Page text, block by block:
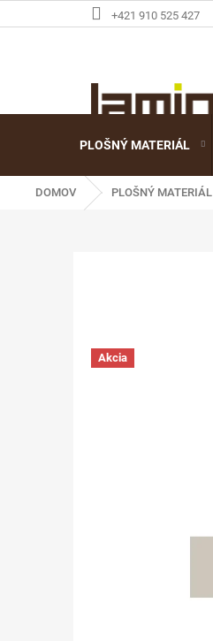
na
+421 910 525 427
PLOŠNÝ MATERIÁL
DOMOV PLOŠNÝ MATERIÁL
Akcia